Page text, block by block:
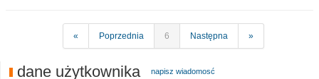
« Poprzednia 6 Następna »
dane użytkownika napisz wiadomosć